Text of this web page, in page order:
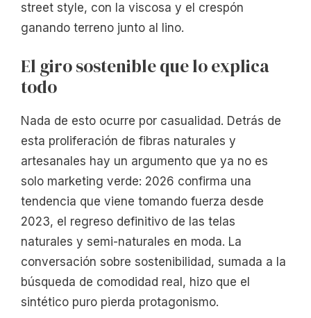
street style, con la viscosa y el crespón
ganando terreno junto al lino.
El giro sostenible que lo explica
todo
Nada de esto ocurre por casualidad. Detrás de
esta proliferación de fibras naturales y
artesanales hay un argumento que ya no es
solo marketing verde: 2026 confirma una
tendencia que viene tomando fuerza desde
2023, el regreso definitivo de las telas
naturales y semi-naturales en moda. La
conversación sobre sostenibilidad, sumada a la
búsqueda de comodidad real, hizo que el
sintético puro pierda protagonismo.